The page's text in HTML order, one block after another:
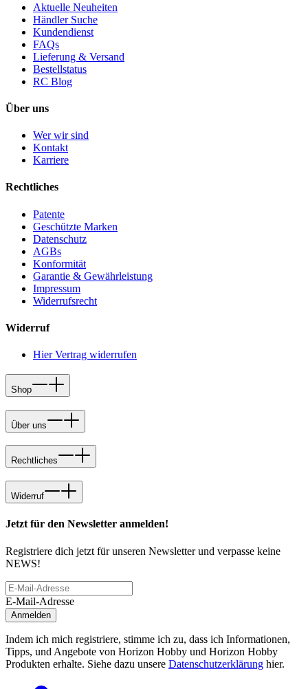
Aktuelle Neuheiten
Händler Suche
Kundendienst
FAQs
Lieferung & Versand
Bestellstatus
RC Blog
Über uns
Wer wir sind
Kontakt
Karriere
Rechtliches
Patente
Geschützte Marken
Datenschutz
AGBs
Konformität
Garantie & Gewährleistung
Impressum
Widerrufsrecht
Widerruf
Hier Vertrag widerrufen
Shop
Über uns
Rechtliches
Widerruf
Jetzt für den Newsletter anmelden!
Registriere dich jetzt für unseren Newsletter und verpasse keine
NEWS!
E-Mail-Adresse
Anmelden
Indem ich mich registriere, stimme ich zu, dass ich Informationen,
Tipps, und Angebote von Horizon Hobby und Horizon Hobby
Produkten erhalte. Siehe dazu unsere Datenschutzerklärung hier.